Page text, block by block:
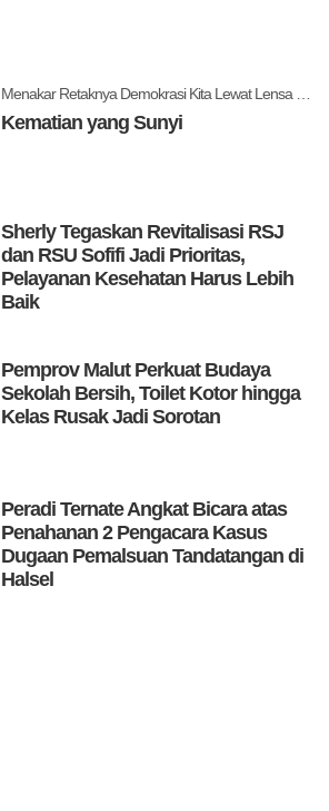
Kematian yang Sunyi
Sherly Tegaskan Revitalisasi RSJ
dan RSU Sofifi Jadi Prioritas,
Pelayanan Kesehatan Harus Lebih
Baik
Pemprov Malut Perkuat Budaya
Sekolah Bersih, Toilet Kotor hingga
Kelas Rusak Jadi Sorotan
Peradi Ternate Angkat Bicara atas
Penahanan 2 Pengacara Kasus
Dugaan Pemalsuan Tandatangan di
Halsel